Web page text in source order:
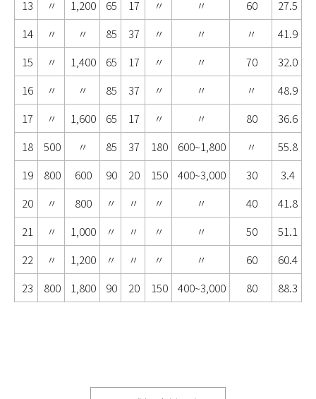
13 〃 1,200 65 17 〃 〃 60
27.5
14
〃 〃 85 37 〃 〃 〃
41.9
15
〃 1,400 65 17 〃 〃 70
32.0
16
〃 〃 85 37 〃 〃 〃
48.9
17
〃 1,600 65 17 〃 〃 80
36.6
18
500 〃 85 37 180 600~1,800 〃
55.8
19
800 600 90 20 150 400~3,000 30
3.4
20
〃 800 〃 〃 〃 〃 40
41.8
21
〃 1,000 〃 〃 〃 〃 50
51.1
22
〃 1,200 〃 〃 〃 〃 60
60.4
23
800 1,800 90 20 150 400~3,000 80 88.3